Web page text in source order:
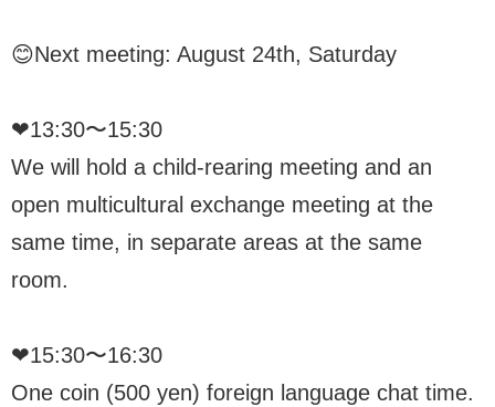
😊Next meeting: August 24th, Saturday
❤︎13:30〜15:30
We will hold a child-rearing meeting and an
open multicultural exchange meeting at the
same time, in separate areas at the same
room.
❤︎15:30〜16:30
One coin (500 yen) foreign language chat time.